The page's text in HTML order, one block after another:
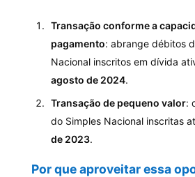
Transação conforme a
pagamento: abrange débitos
Nacional inscritos em dívida
agosto de 2024.
Transação de pequeno valor:
do Simples Nacional inscritas
de 2023.
Por que aproveitar essa